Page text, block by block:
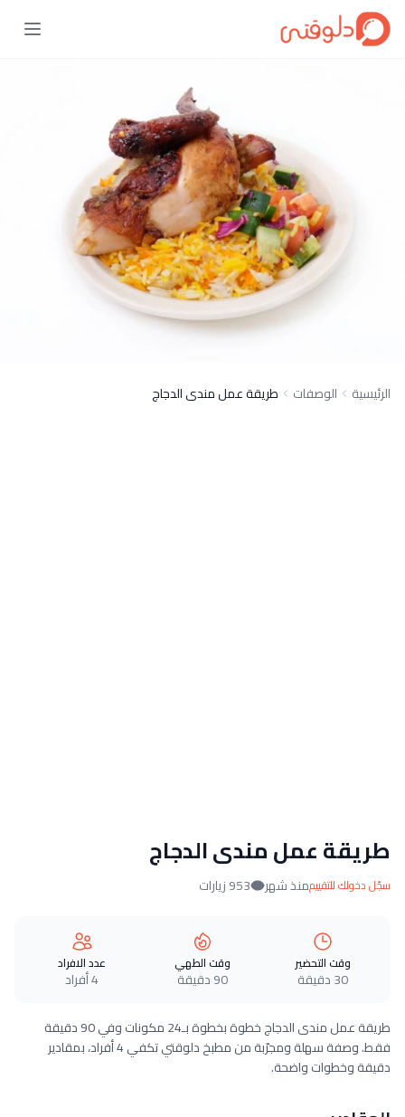
الرئيسية الوصفات طريقة عمل مندى الدجاج
طريقة عمل مندى الدجاج
سجّل دخولك للتقييممنذ شهر 953 زيارات
وقت التحضير
30 دقيقة
وقت الطهي
90 دقيقة
عدد الافراد
4 أفراد
طريقة عمل مندى الدجاج خطوة بخطوة بـ24 مكونات وفي 90 دقيقة
فقط. وصفة سهلة ومجرّبة من مطبخ دلوقتي تكفي 4 أفراد، بمقادير
دقيقة وخطوات واضحة.